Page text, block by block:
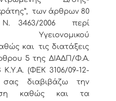
των άρθρων 80
3463/2006 περί
Υγειονομικού
και τις διατάξεις
5 της ΔΙΑΔΠ/Φ.Α.
Κ.Υ.Α. (ΦΕΚ 3106/09-12-
διαβιβάζω την
καθώς και τα